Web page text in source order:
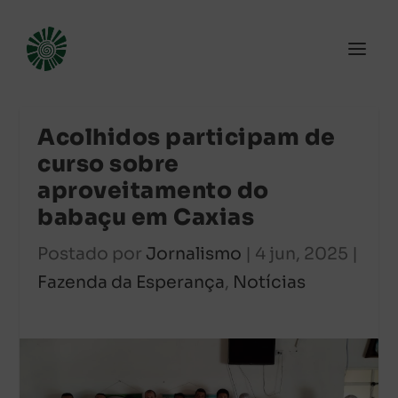
Acolhidos participam de
curso sobre
aproveitamento do
babaçu em Caxias
Postado por Jornalismo | 4 jun, 2025 |
Fazenda da Esperança, Notícias